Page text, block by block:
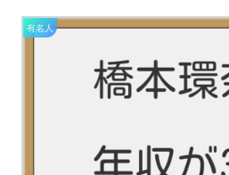
有名人